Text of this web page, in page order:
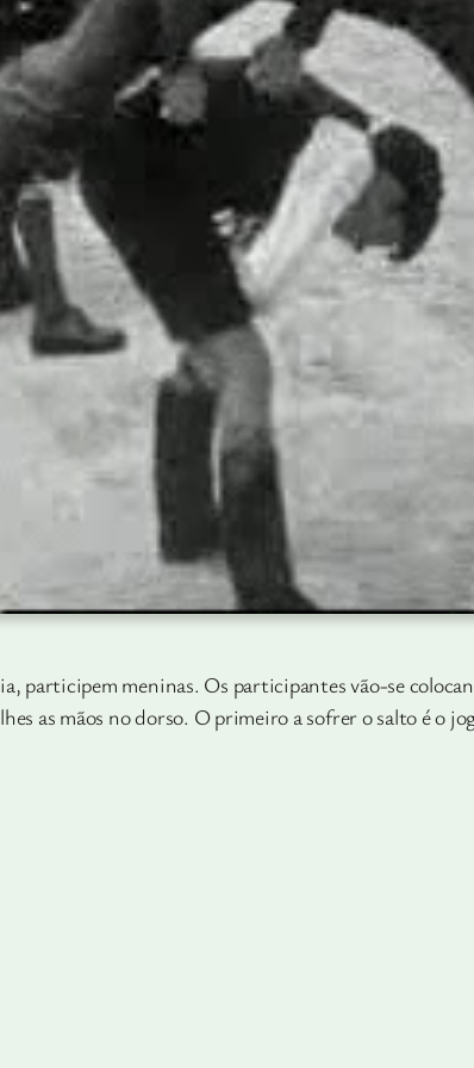
participem meninas. Os participantes vão-se
as mãos no dorso. O primeiro a sofrer o salto é o